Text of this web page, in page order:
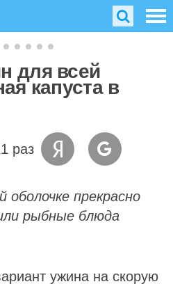
для всей
капуста в
раз
прекрасно
рыбные блюда
ужина на скорую